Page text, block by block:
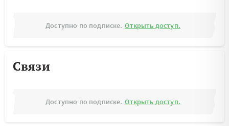
Доступно по подписке. Открыть доступ.
Связи
Доступно по подписке. Открыть доступ.